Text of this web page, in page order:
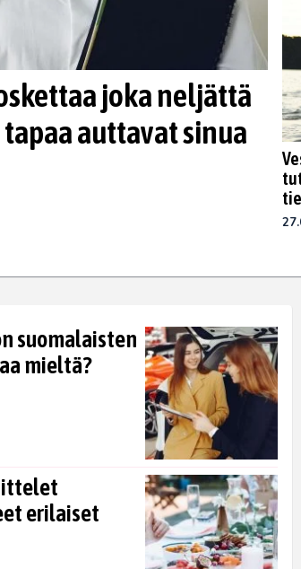
joka neljättä
auttavat sinua
suomalaisten
mieltä?
erilaiset